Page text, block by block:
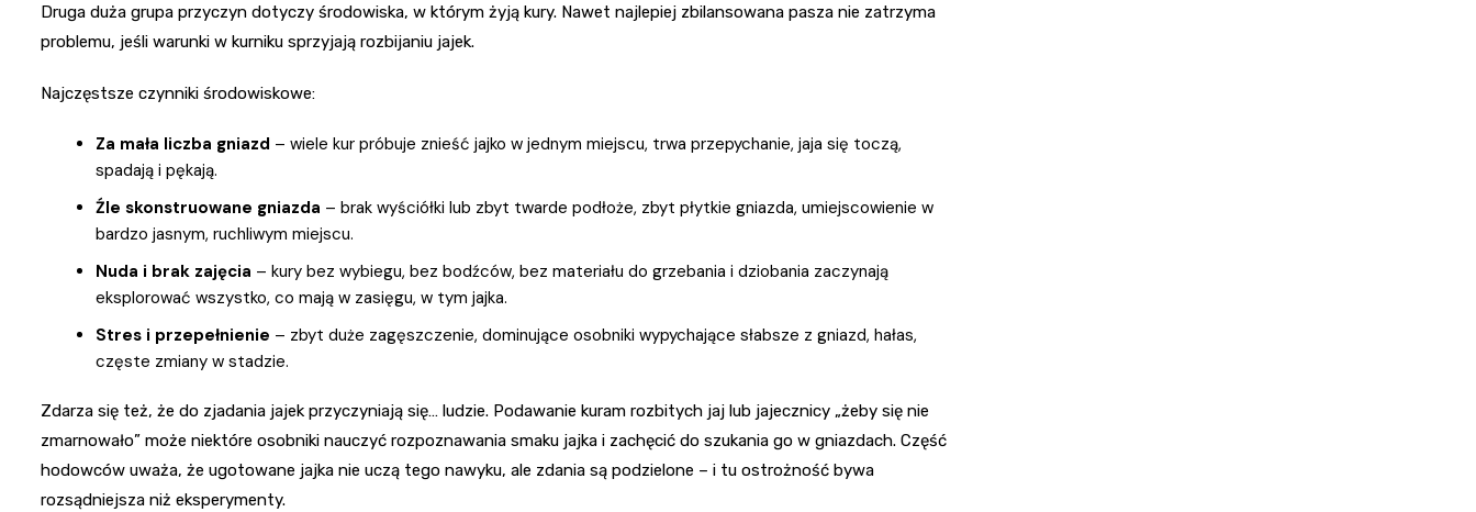
Druga duża grupa przyczyn dotyczy środowiska, w którym żyją kury. Nawet najlepiej zbilansowana pasza nie zatrzyma
problemu, jeśli warunki w kurniku sprzyjają rozbijaniu jajek.
Najczęstsze czynniki środowiskowe:
Za mała liczba gniazd – wiele kur próbuje znieść jajko w jednym miejscu, trwa przepychanie, jaja się toczą,
spadają i pękają.
Źle skonstruowane gniazda – brak wyściółki lub zbyt twarde podłoże, zbyt płytkie gniazda, umiejscowienie w
bardzo jasnym, ruchliwym miejscu.
Nuda i brak zajęcia – kury bez wybiegu, bez bodźców, bez materiału do grzebania i dziobania zaczynają
eksplorować wszystko, co mają w zasięgu, w tym jajka.
Stres i przepełnienie – zbyt duże zagęszczenie, dominujące osobniki wypychające słabsze z gniazd, hałas,
częste zmiany w stadzie.
Zdarza się też, że do zjadania jajek przyczyniają się… ludzie. Podawanie kuram rozbitych jaj lub jajecznicy „żeby się nie
zmarnowało” może niektóre osobniki nauczyć rozpoznawania smaku jajka i zachęcić do szukania go w gniazdach. Część
hodowców uważa, że ugotowane jajka nie uczą tego nawyku, ale zdania są podzielone – i tu ostrożność bywa
rozsądniejsza niż eksperymenty.